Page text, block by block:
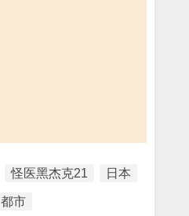
怪医黑杰克21 日本
都市